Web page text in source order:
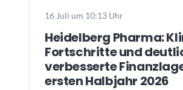
16 Juli um 10:13 Uhr
Heidelberg Pharma:
Fortschritte und
verbesserte
ersten Halbjahr 2026